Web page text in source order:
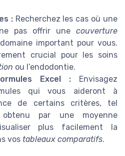
:Recherchez les cas où une
pas offrir une couverture
important pour vous.
crucial pour les soins
ou l’endodontie.
Excel : Envisagez
qui vous aideront à
de certains critères, tel
obtenu par une moyenne
plus facilement la
vos tableaux comparatifs.